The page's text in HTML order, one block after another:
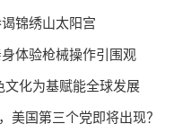
锦绣山太阳宫
体验枪械操作引围观
化为基赋能全球发展
美国第三个党即将出现？